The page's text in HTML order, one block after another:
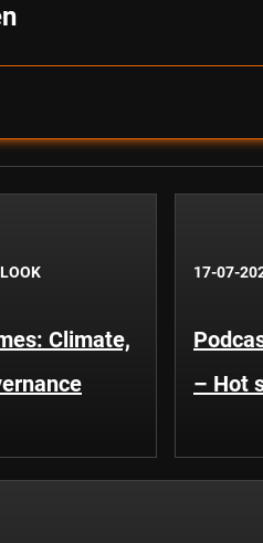
Climate,
17-07-
– Hot